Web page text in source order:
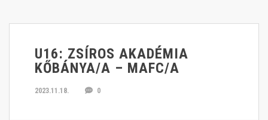
U16: ZSÍROS AKADÉMIA
KŐBÁNYA/A – MAFC/A
2023.11.18. 0